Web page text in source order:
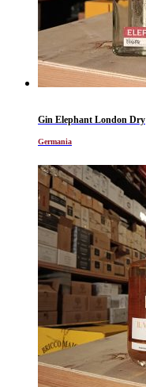
Gin Elephant London Dry
Germania